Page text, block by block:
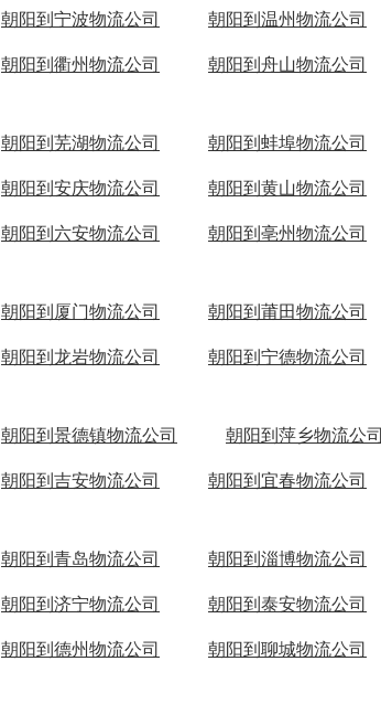
朝阳到宁波物流公司 朝阳到温州物流公司
朝阳到衢州物流公司 朝阳到舟山物流公司
朝阳到芜湖物流公司 朝阳到蚌埠物流公司
朝阳到安庆物流公司 朝阳到黄山物流公司
朝阳到六安物流公司 朝阳到亳州物流公司
朝阳到厦门物流公司 朝阳到莆田物流公司
朝阳到龙岩物流公司 朝阳到宁德物流公司
朝阳到景德镇物流公司 朝阳到萍乡物流公司
朝阳到吉安物流公司 朝阳到宜春物流公司
朝阳到青岛物流公司 朝阳到淄博物流公司
朝阳到济宁物流公司 朝阳到泰安物流公司
朝阳到德州物流公司 朝阳到聊城物流公司